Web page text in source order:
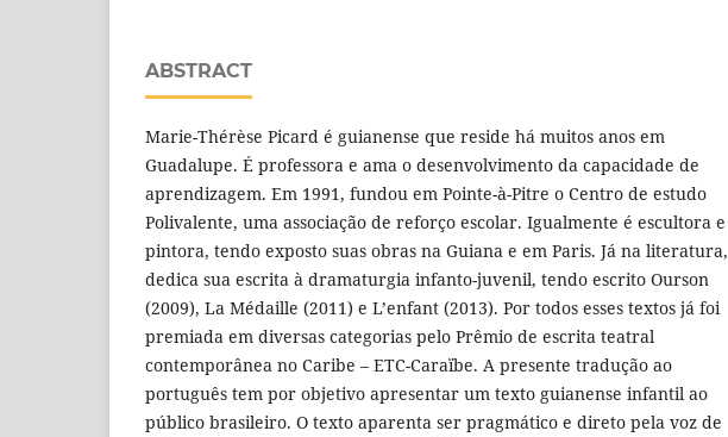
ABSTRACT
Marie-Thérèse Picard é guianense que reside há muitos anos em
Guadalupe. É professora e ama o desenvolvimento da capacidade de
aprendizagem. Em 1991, fundou em Pointe-à-Pitre o Centro de estudo
Polivalente, uma associação de reforço escolar. Igualmente é escultora e
pintora, tendo exposto suas obras na Guiana e em Paris. Já na literatura,
dedica sua escrita à dramaturgia infanto-juvenil, tendo escrito Ourson
(2009), La Médaille (2011) e L’enfant (2013). Por todos esses textos já foi
premiada em diversas categorias pelo Prêmio de escrita teatral
contemporânea no Caribe – ETC-Caraïbe. A presente tradução ao
português tem por objetivo apresentar um texto guianense infantil ao
público brasileiro. O texto aparenta ser pragmático e direto pela voz de